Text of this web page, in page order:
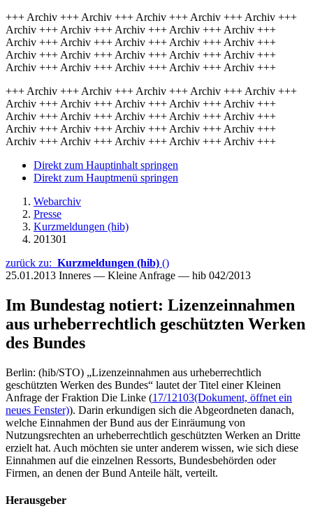
+++ Archiv +++ Archiv +++ Archiv +++ Archiv +++ Archiv +++
Archiv +++ Archiv +++ Archiv +++ Archiv +++ Archiv +++
Archiv +++ Archiv +++ Archiv +++ Archiv +++ Archiv +++
Archiv +++ Archiv +++ Archiv +++ Archiv +++ Archiv +++
Archiv +++ Archiv +++ Archiv +++ Archiv +++ Archiv +++
+++ Archiv +++ Archiv +++ Archiv +++ Archiv +++ Archiv +++
Archiv +++ Archiv +++ Archiv +++ Archiv +++ Archiv +++
Archiv +++ Archiv +++ Archiv +++ Archiv +++ Archiv +++
Archiv +++ Archiv +++ Archiv +++ Archiv +++ Archiv +++
Archiv +++ Archiv +++ Archiv +++ Archiv +++ Archiv +++
Direkt zum Hauptinhalt springen
Direkt zum Hauptmenü springen
Webarchiv
Presse
Kurzmeldungen (hib)
201301
zurück zu: Kurzmeldungen (hib) ()
25.01.2013 Inneres — Kleine Anfrage — hib 042/2013
Im Bundestag notiert: Lizenzeinnahmen
aus urheberrechtlich geschützten Werken
des Bundes
Berlin: (hib/STO) „Lizenzeinnahmen aus urheberrechtlich
geschützten Werken des Bundes“ lautet der Titel einer Kleinen
Anfrage der Fraktion Die Linke (17/12103(Dokument, öffnet ein
neues Fenster)). Darin erkundigen sich die Abgeordneten danach,
welche Einnahmen der Bund aus der Einräumung von
Nutzungsrechten an urheberrechtlich geschützten Werken an Dritte
erzielt hat. Auch möchten sie unter anderem wissen, wie sich diese
Einnahmen auf die einzelnen Ressorts, Bundesbehörden oder
Firmen, an denen der Bund Anteile hält, verteilt.
Herausgeber